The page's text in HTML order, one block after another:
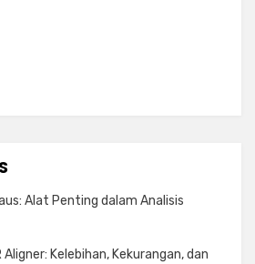
Alat Penting dalam Analisis
Aligner: Kelebihan, Kekurangan, dan